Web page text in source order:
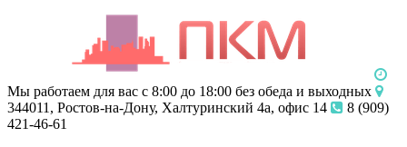
Мы работаем для вас с 8:00 до 18:00 без обеда и выходных
344011, Ростов-на-Дону, Халтуринский 4а, офис 14
8 (909)
421-46-61